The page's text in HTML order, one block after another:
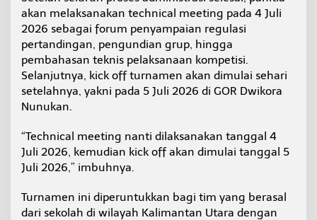
akan melaksanakan technical meeting pada 4 Juli
2026 sebagai forum penyampaian regulasi
pertandingan, pengundian grup, hingga
pembahasan teknis pelaksanaan kompetisi.
Selanjutnya, kick off turnamen akan dimulai sehari
setelahnya, yakni pada 5 Juli 2026 di GOR Dwikora
Nunukan.
“Technical meeting nanti dilaksanakan tanggal 4
Juli 2026, kemudian kick off akan dimulai tanggal 5
Juli 2026,” imbuhnya.
Turnamen ini diperuntukkan bagi tim yang berasal
dari sekolah di wilayah Kalimantan Utara dengan